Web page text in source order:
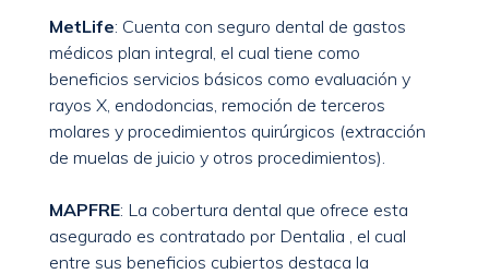
MetLife: Cuenta con seguro dental de gastos
médicos plan integral, el cual tiene como
beneficios servicios básicos como evaluación y
rayos X, endodoncias, remoción de terceros
molares y procedimientos quirúrgicos (extracción
de muelas de juicio y otros procedimientos).
MAPFRE: La cobertura dental que ofrece esta
asegurado es contratado por Dentalia , el cual
entre sus beneficios cubiertos destaca la